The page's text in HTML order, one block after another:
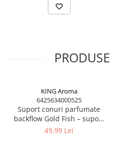
KING Aroma
6425634000525
Suport conuri parfumate
backflow Gold Fish – suport
ceramic aromaterapie cu
49,99 Lei